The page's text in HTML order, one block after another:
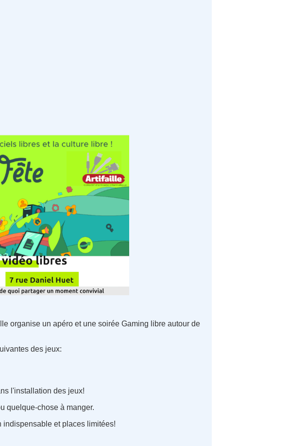
organise un apéro et une soirée Gaming libre autour de
des jeux:
l'installation des jeux!
quelque-chose à manger.
indispensable et places limitées!